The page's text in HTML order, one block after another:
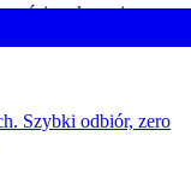
wykupu i
Szybki odbiór, zero